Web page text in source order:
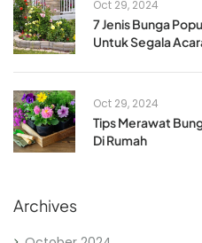
Oct 29, 2024
7 Jenis Bunga
Untuk Segala
Oct 29, 2024
Tips Merawat
Di Rumah
Archives